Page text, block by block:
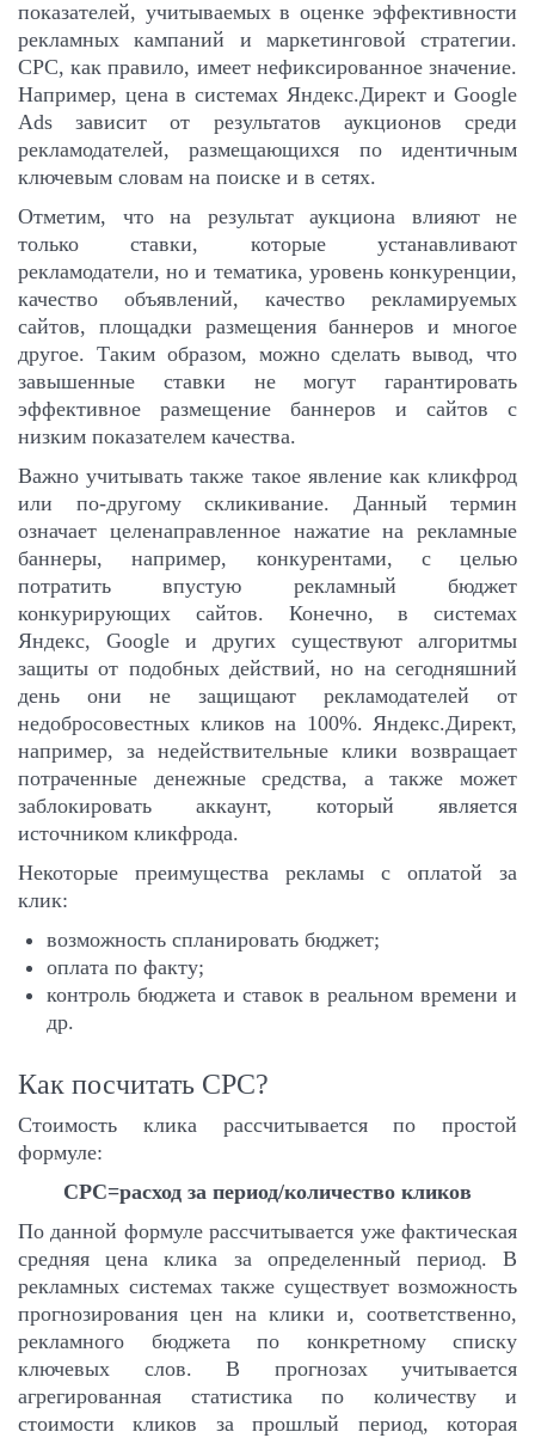
показателей, учитываемых в оценке эффективности
рекламных кампаний и маркетинговой стратегии.
CPC, как правило, имеет нефиксированное значение.
Например, цена в системах Яндекс.Директ и Google
Ads зависит от результатов аукционов среди
рекламодателей, размещающихся по идентичным
ключевым словам на поиске и в сетях.
Отметим, что на результат аукциона влияют не
только ставки, которые устанавливают
рекламодатели, но и тематика, уровень конкуренции,
качество объявлений, качество рекламируемых
сайтов, площадки размещения баннеров и многое
другое. Таким образом, можно сделать вывод, что
завышенные ставки не могут гарантировать
эффективное размещение баннеров и сайтов с
низким показателем качества.
Важно учитывать также такое явление как кликфрод
или по-другому скликивание. Данный термин
означает целенаправленное нажатие на рекламные
баннеры, например, конкурентами, с целью
потратить впустую рекламный бюджет
конкурирующих сайтов. Конечно, в системах
Яндекс, Google и других существуют алгоритмы
защиты от подобных действий, но на сегодняшний
день они не защищают рекламодателей от
недобросовестных кликов на 100%. Яндекс.Директ,
например, за недействительные клики возвращает
потраченные денежные средства, а также может
заблокировать аккаунт, который является
источником кликфрода.
Некоторые преимущества рекламы с оплатой за
клик:
возможность спланировать бюджет;
оплата по факту;
контроль бюджета и ставок в реальном времени и
др.
Как посчитать CPC?
Стоимость клика рассчитывается по простой
формуле:
CPC=расход за период/количество кликов
По данной формуле рассчитывается уже фактическая
средняя цена клика за определенный период. В
рекламных системах также существует возможность
прогнозирования цен на клики и, соответственно,
рекламного бюджета по конкретному списку
ключевых слов. В прогнозах учитывается
агрегированная статистика по количеству и
стоимости кликов за прошлый период, которая